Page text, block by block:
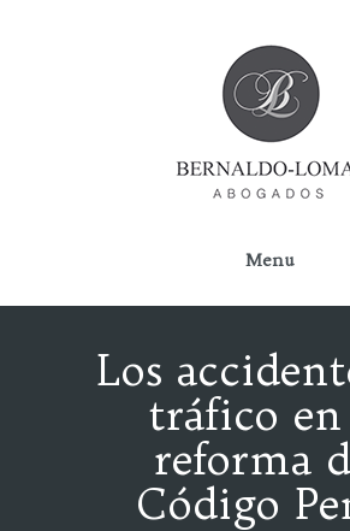
Menu
Los
tráfico
reforma
Código